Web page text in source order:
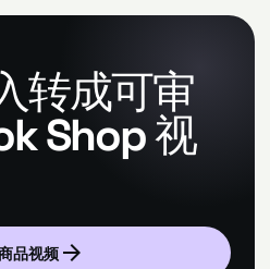
转成可审
Shop 视
品视频 arrow_forward